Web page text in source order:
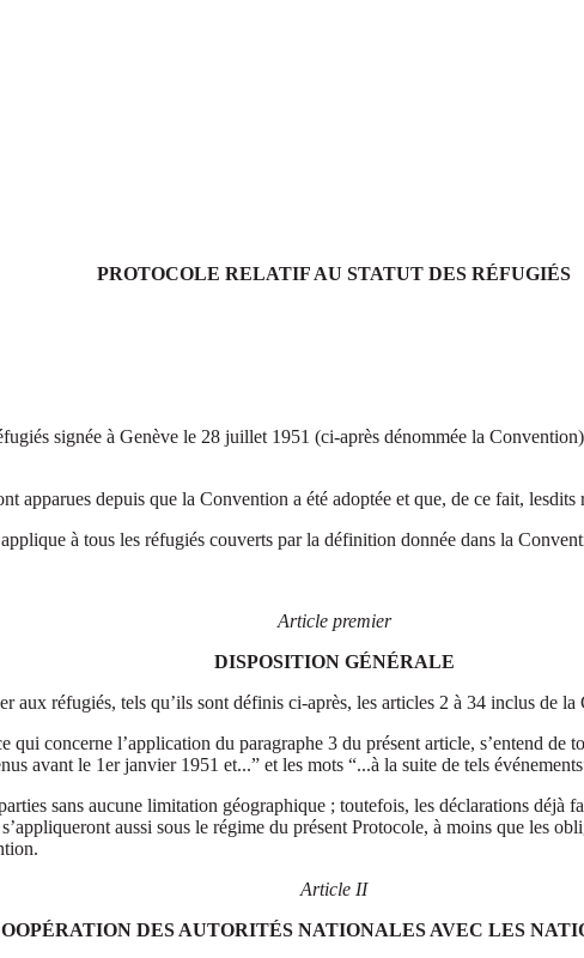
PROTOCOLE RELATIF AU STATUT DES RÉFUGIÉS
signée à Genève le 28 juillet 1951 (ci-après dénommée la
apparues depuis que la Convention a été adoptée et que, de ce fait,
à tous les réfugiés couverts par la définition donnée dans la
Article premier
DISPOSITION GÉNÉRALE
aux réfugiés, tels qu’ils sont définis ci-après, les articles 2 à 34 inclus de
concerne l’application du paragraphe 3 du présent article, s’entend de
avant le 1er janvier 1951 et...” et les mots “...à la suite de tels
sans aucune limitation géographique ; toutefois, les déclarations déjà
aussi sous le régime du présent Protocole, à moins que les
Article II
DES AUTORITÉS NATIONALES AVEC LES